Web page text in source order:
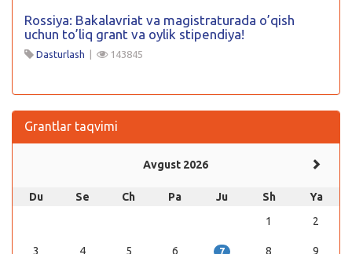
Rossiya: Bakalavriat va magistraturada o’qish
uchun to’liq grant va oylik stipendiya!
Dasturlash | 143845
Grantlar taqvimi
Avgust 2026
Du Se Ch Pa Ju Sh
Ya
1
2
3 4 5 6 7 8 9